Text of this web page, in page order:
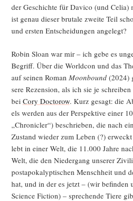
der Geschich­te für Davico (und Celia)
ist genau die­ser bru­ta­le zwei­te Teil
und ers­ten Ent­schei­dun­gen angelegt?
Robin Slo­an war mir – ich gebe es
Begriff. Über die World­con und das
auf sei­nen Roman Moon­bound(2024)
se­re Rezen­si­on, als ich sie je
bei Cory Doc­to­row. Kurz gesagt: die
els wer­den aus der Per­spek­ti­ve einer
„Chro­nic­ler“) beschrie­ben, die nach
Zustand wie­der zum Leben (?)
lebt in einer Welt, die 11.000 Jah­re
Welt, die den Nie­der­gang unse­rer
post­apo­ka­lyp­ti­schen Mensch­heit und
hat, und in der es jetzt – (wir befin­den
Sci­ence Fic­tion) – spre­chen­de Tie­re